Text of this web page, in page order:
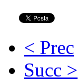
< Prec
Succ >